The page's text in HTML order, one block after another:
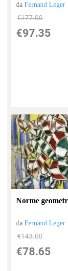
daFernand Leger
€177.00
€97.35
Norme
daFernand Leger
€143.00
€78.65